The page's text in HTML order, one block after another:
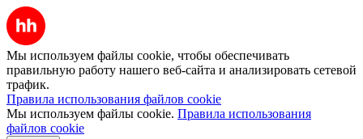
Мы используем файлы cookie, чтобы обеспечивать
правильную работу нашего веб-сайта и анализировать сетевой
трафик.
Правила использования файлов cookie
Мы используем файлы cookie. Правила использования
файлов cookie